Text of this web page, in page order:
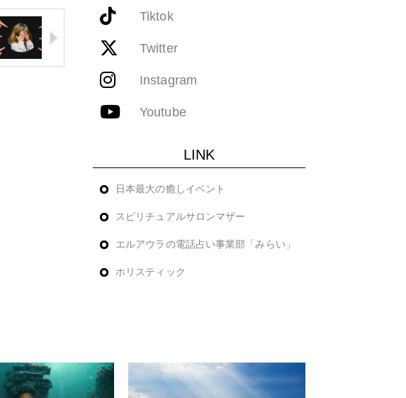
Tiktok
Twitter
Instagram
Youtube
LINK
日本最大の癒しイベント
スピリチュアルサロンマザー
エルアウラの電話占い事業部「みらい」
ホリスティック